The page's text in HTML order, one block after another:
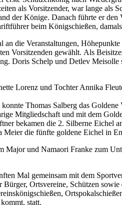
als Vorsitzender, war lange als
der Könige. Danach führte er
beim Königschießen,
an die Veranstaltungen,
Vorsitzenden gewählt. Als
Doris Schelp und Detlev Meisolle
Lorenz und Tochter Annika
Thomas Salberg das
Mitgliedschaft und mit dem
bekamen die 2. Silberne Eichel
Meier die fünfte goldene Eichel in
Major und Namaori Franke zum
Mal gemeinsam mit dem
Ortsvereine, Schützen
statt.